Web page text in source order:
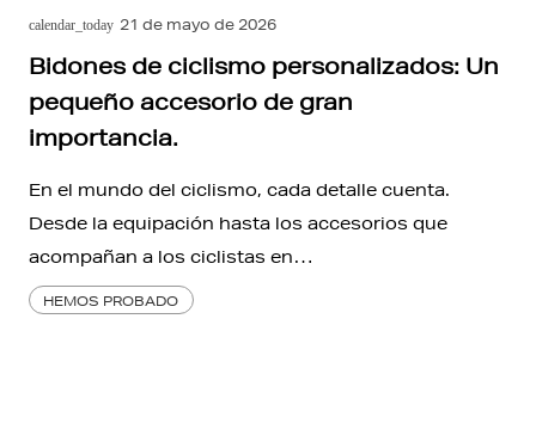
calendar_today 21 de mayo de 2026
Bidones de ciclismo personalizados: Un
pequeño accesorio de gran
importancia.
En el mundo del ciclismo, cada detalle cuenta.
Desde la equipación hasta los accesorios que
acompañan a los ciclistas en…
HEMOS PROBADO